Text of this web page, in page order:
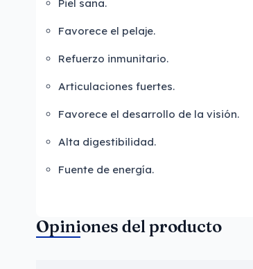
Piel sana.
Favorece el pelaje.
Refuerzo inmunitario.
Articulaciones fuertes.
Favorece el desarrollo de la visión.
Alta digestibilidad.
Fuente de energía.
Opiniones del producto